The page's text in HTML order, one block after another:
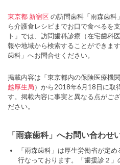
東京都 新宿区の訪問歯科「雨森歯科
ら介護食レシピまでお口で食べるを
ト」では、訪問歯科診療（在宅歯科
報や地域から検索することができま
歯科」へお問合せください。
掲載内容は「東京都内の保険医療機
越厚生局）から2018年6月18日に取
す。掲載内容に事実と異なる点がござ
ださい。
「雨森歯科」へお問い合わせ
「雨森歯科」は厚生労働省が定
行なっております。「歯援診２